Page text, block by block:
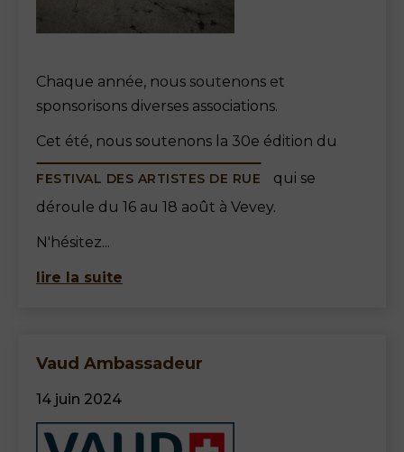
Chaque année, nous soutenons et
sponsorisons diverses associations.
Cet été, nous soutenons la 30e édition du
FESTIVAL DES ARTISTES DE RUE
qui se
déroule du 16 au 18 août à Vevey.
N'hésitez...
lire la suite
Vaud Ambassadeur
14 juin 2024